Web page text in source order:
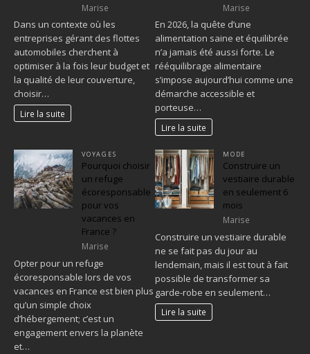
Marise
Dans un contexte où les
entreprises gérant des flottes
automobiles cherchent à
optimiser à la fois leur budget et
la qualité de leur couverture,
choisir…
Lire la suite
Marise
En 2026, la quête d’une
alimentation saine et équilibrée
n’a jamais été aussi forte. Le
rééquilibrage alimentaire
s’impose aujourd’hui comme une
démarche accessible et
porteuse…
Lire la suite
VOYAGES
Pourquoi choisir
un refuge
écoresponsable
pour vos
vacances en
France ?
Marise
Opter pour un refuge
écoresponsable lors de vos
vacances en France est bien plus
qu’un simple choix
d’hébergement; c’est un
engagement envers la planète
et…
MODE
Construire un
vestiaire durable
en seulement 6
mois
Marise
Construire un vestiaire durable
ne se fait pas du jour au
lendemain, mais il est tout à fait
possible de transformer sa
garde-robe en seulement…
Lire la suite